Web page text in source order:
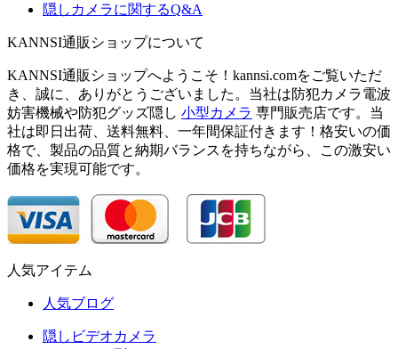
隠しカメラに関するQ&A
KANNSI通販ショップについて
KANNSI通販ショップへようこそ！kannsi.comをご覧いただ
き、誠に、ありがとうございました。当社は防犯カメラ電波
妨害機械や防犯グッズ隠し 小型カメラ 専門販売店です。当
社は即日出荷、送料無料、一年間保証付きます！格安いの価
格で、製品の品質と納期バランスを持ちながら、この激安い
価格を実現可能です。
人気アイテム
人気ブログ
隠しビデオカメラ